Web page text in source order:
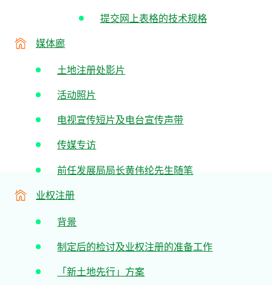
提交网上表格的技术规格
媒体廊
土地注册处影片
活动照片
电视宣传短片及电台宣传声带
传媒专访
前任发展局局长黄伟纶先生随笔
业权注册
背景
制定后的检讨及业权注册的准备工作
「新土地先行」方案